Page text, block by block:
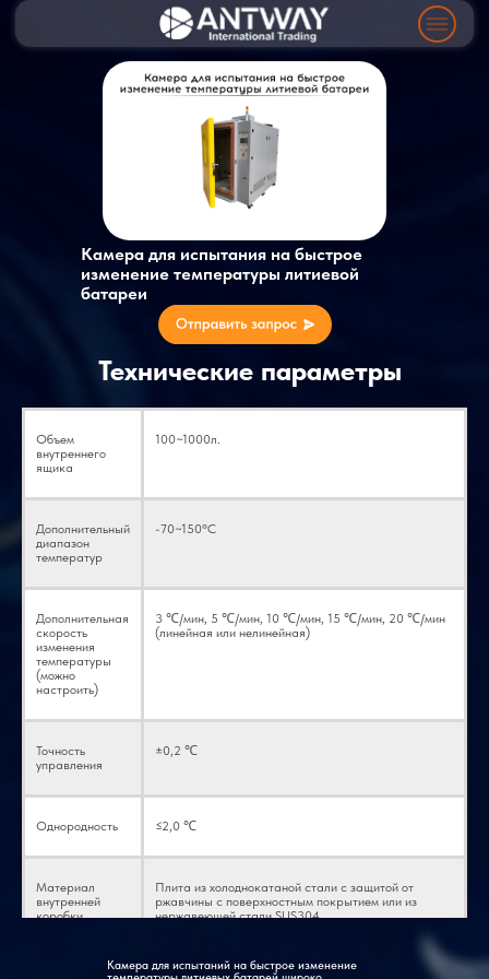
Камера для испытания на быстрое
изменение температуры литиевой
батареи
Технические параметры
Объем
внутреннего
ящика
100~1000л.
Дополнительный
диапазон
температур
-70~150°C
Дополнительная
скорость
изменения
температуры
(можно
настроить)
3 ℃/мин, 5 ℃/мин, 10 ℃/мин, 15 ℃/мин, 20 ℃/мин
(линейная или нелинейная)
Точность
управления
±0,2 ℃
Однородность ≤2,0 ℃
Материал
внутренней
коробки
Плита из холоднокатаной стали с защитой от
ржавчины с поверхностным покрытием или из
нержавеющей стали SUS304
Камера для испытаний на быстрое изменение